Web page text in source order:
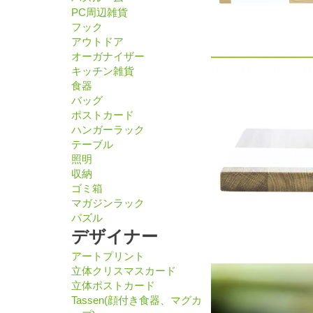
PC周辺雑貨
フック
アウトドア
オーガナイザー
キッチン雑貨
食器
バッグ
ポストカード
ハンガーラック
テーブル
照明
収納
ゴミ箱
マガジンラック
パズル
デザイナー
アートプリント
立体クリスマスカード
立体ポストカード
Tassen(顔付き食器、マグカ